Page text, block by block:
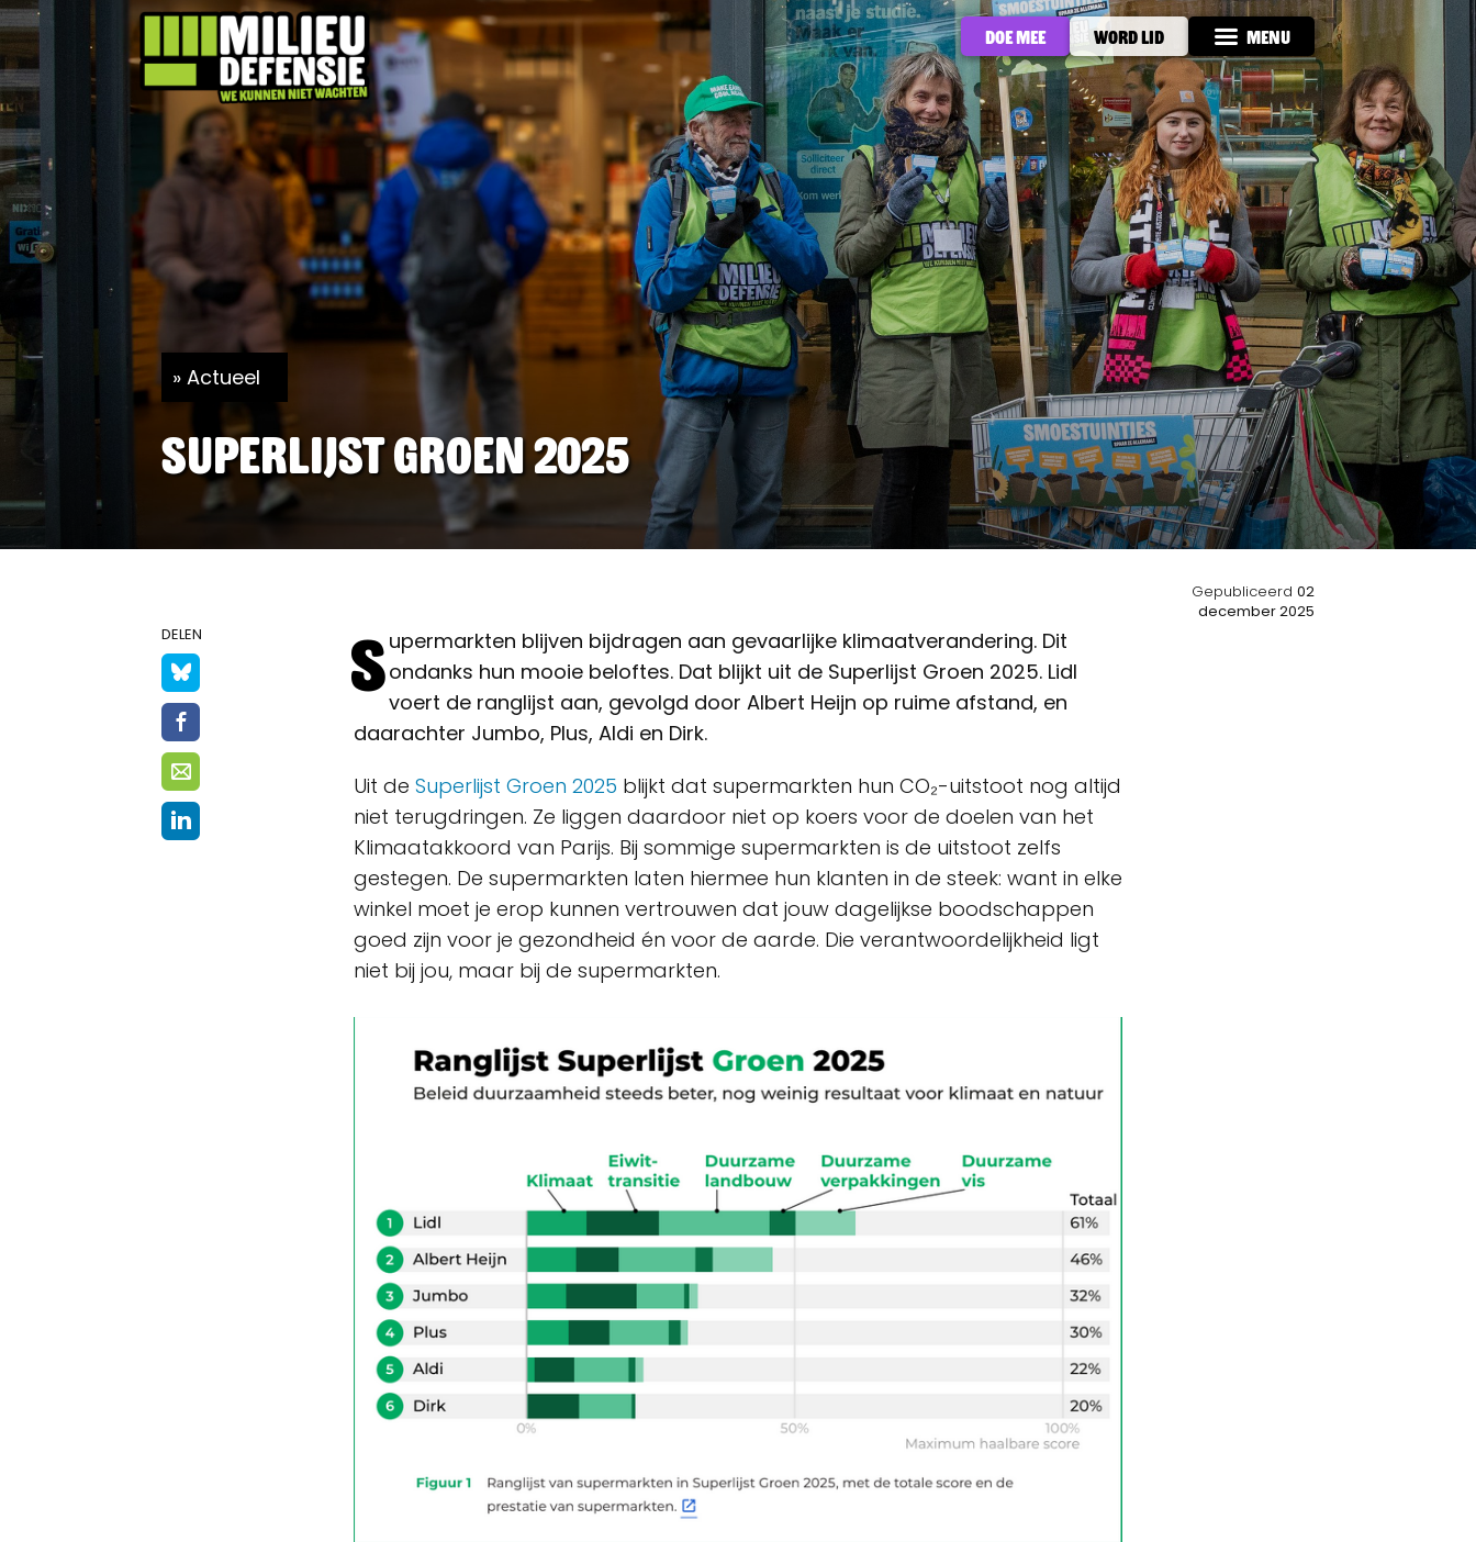
Doe mee Word lid Menu
Actueel
Superlijst Groen 2025
DELEN Supermarkten blijven bijdragen aan gevaarlijke klimaatverandering. Dit
ondanks hun mooie beloftes. Dat blijkt uit de Superlijst Groen 2025. Lidl
voert de ranglijst aan, gevolgd door Albert Heijn op ruime afstand, en
daarachter Jumbo, Plus, Aldi en Dirk.
Uit de Superlijst Groen 2025 blijkt dat supermarkten hun CO₂-uitstoot nog altijd
niet terugdringen. Ze liggen daardoor niet op koers voor de doelen van het
Klimaatakkoord van Parijs. Bij sommige supermarkten is de uitstoot zelfs
gestegen. De supermarkten laten hiermee hun klanten in de steek: want in elke
winkel moet je erop kunnen vertrouwen dat jouw dagelijkse boodschappen
goed zijn voor je gezondheid én voor de aarde. Die verantwoordelijkheid ligt
niet bij jou, maar bij de supermarkten.
Gepubliceerd 02
december 2025